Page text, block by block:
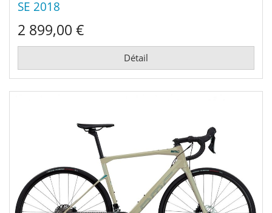
SE 2018
2 899,00 €
Détail